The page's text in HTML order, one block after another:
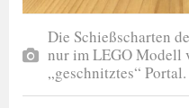
Die Schießscharten
nur im LEGO Modell
„geschnitztes“ Portal.